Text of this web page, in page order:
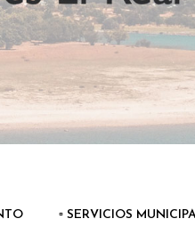
▫️ SERVICIOS